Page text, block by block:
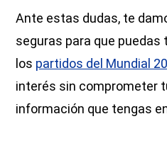
Ante estas dudas, te
seguras para que
los partidos del Mundial
interés sin comprometer
información que tengas